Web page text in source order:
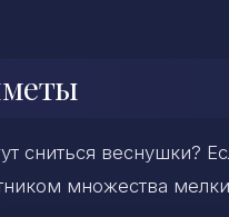
сниться веснушки?
множества